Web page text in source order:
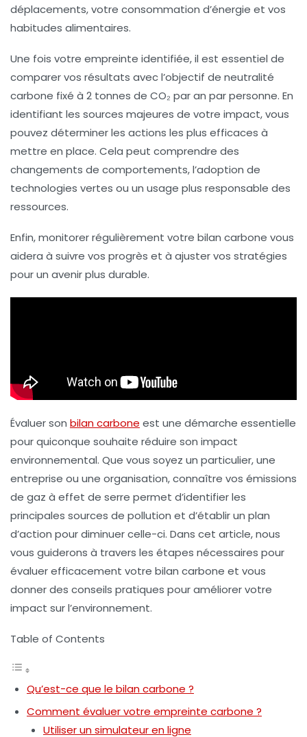
déplacements, votre consommation d’énergie et vos
habitudes alimentaires.
Une fois votre empreinte identifiée, il est essentiel de
comparer vos résultats avec l’objectif de neutralité
carbone fixé à 2 tonnes de CO₂ par an par personne. En
identifiant les sources majeures de votre impact, vous
pouvez déterminer les actions les plus efficaces à
mettre en place. Cela peut comprendre des
changements de comportements, l’adoption de
technologies vertes ou un usage plus responsable des
ressources.
Enfin, monitorer régulièrement votre bilan carbone vous
aidera à suivre vos progrès et à ajuster vos stratégies
pour un avenir plus durable.
Évaluer son bilan carbone est une démarche essentielle
pour quiconque souhaite réduire son impact
environnemental. Que vous soyez un particulier, une
entreprise ou une organisation, connaître vos émissions
de gaz à effet de serre permet d’identifier les
principales sources de pollution et d’établir un plan
d’action pour diminuer celle-ci. Dans cet article, nous
vous guiderons à travers les étapes nécessaires pour
évaluer efficacement votre bilan carbone et vous
donner des conseils pratiques pour améliorer votre
impact sur l’environnement.
Table of Contents
Qu’est-ce que le bilan carbone ?
Comment évaluer votre empreinte carbone ?
Utiliser un simulateur en ligne